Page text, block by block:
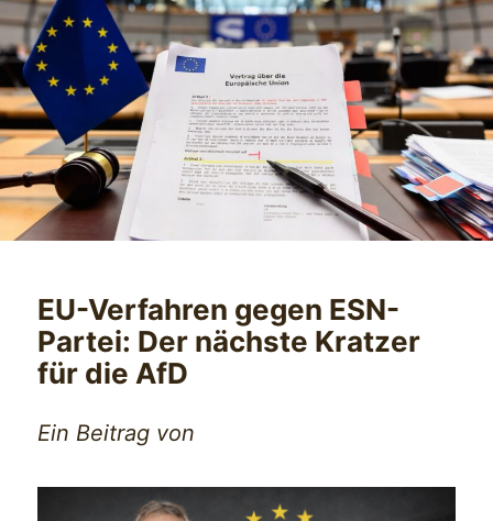
EU-Verfahren gegen ESN-
Partei: Der nächste Kratzer
für die AfD
Ein Beitrag von